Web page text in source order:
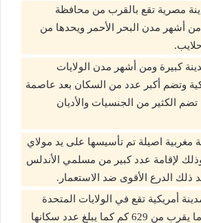
مصرية تقع بالقرب من محافظة
من أشهر مدن البحر الأحمر ويحدها من
كبيرة ومن أشهر مدن الولايات
وتضم أكبر عدد من السكان بعد عاصمة
تضم الكثير من الجنسيات والأديان
مغربية اصيلة تم تأسيسها على يد مولاي
لإقامة عدد كبير من مسلمي الأندلس
ذلك الدرع الأقوى ضد الاستعمار.
أمريكية تقع في الولايات المتحدة
وتبلغ مساحتها ما يقرب من 629 كم كما يبلغ عدد سكانها